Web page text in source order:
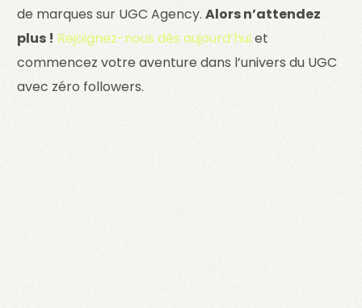
de marques sur UGC Agency.Alors n’attendez
plus ! Rejoignez-nous dès aujourd’huiet
commencez votre aventure dans l’univers du UGC
avec zéro followers.